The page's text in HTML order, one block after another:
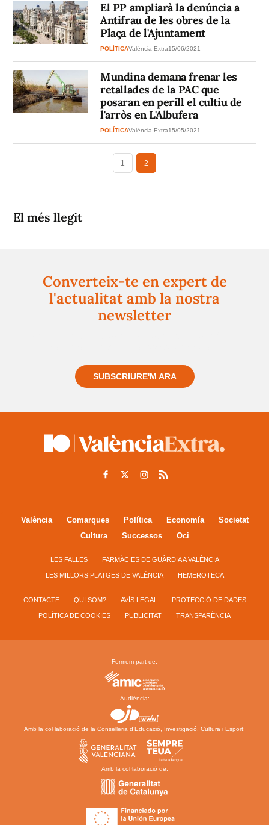
El PP ampliarà la denúncia a
Antifrau de les obres de la
Plaça de l'Ajuntament
POLÍTICAValència Extra15/06/2021
Mundina demana frenar les
retallades de la PAC que
posaran en perill el cultiu de
l'arròs en L'Albufera
POLÍTICAValència Extra15/05/2021
1 2
El més llegit
Converteix-te en expert de
l'actualitat amb la nostra
newsletter
SUBSCRIURE'M ARA
València Comarques Política Economía
Societat
Cultura
Successos Oci
LES FALLES FARMÀCIES DE GUÀRDIA A VALÈNCIA
LES MILLORS PLATGES DE VALÈNCIA HEMEROTECA
CONTACTE QUI SOM? AVÍS LEGAL PROTECCIÓ DE DADES
POLÍTICA DE COOKIES PUBLICITAT TRANSPARÈNCIA
Formem part de:
Audiència:
Amb la col·laboració de la Conselleria d’Educació, Investigació, Cultura i Esport:
Amb la col·laboració de: